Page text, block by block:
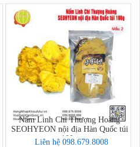
Nấm Linh Chi Thượng Hoàng
SEOHYEON nội địa Hàn Quốc túi
100g
Liên hệ 098.679.8008